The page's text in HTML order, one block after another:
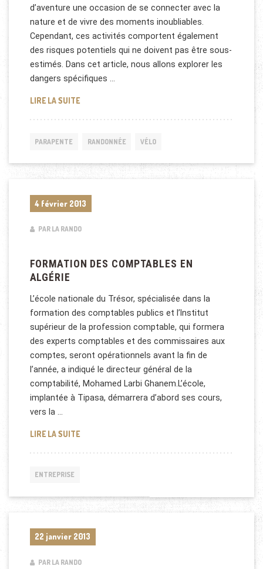
d’aventure une occasion de se connecter avec la
nature et de vivre des moments inoubliables.
Cependant, ces activités comportent également
des risques potentiels qui ne doivent pas être sous-
estimés. Dans cet article, nous allons explorer les
dangers spécifiques …
LIRE LA SUITEACCIDENTS: VTT, PARAPENTE ET RANDONNÉE
PARAPENTE RANDONNÉE VÉLO
4 février 2013
PAR LA RANDO
FORMATION DES COMPTABLES EN
ALGÉRIE
L’école nationale du Trésor, spécialisée dans la
formation des comptables publics et l’Institut
supérieur de la profession comptable, qui formera
des experts comptables et des commissaires aux
comptes, seront opérationnels avant la fin de
l’année, a indiqué le directeur général de la
comptabilité, Mohamed Larbi Ghanem.L’école,
implantée à Tipasa, démarrera d’abord ses cours,
vers la …
LIRE LA SUITEFORMATION DES COMPTABLES EN ALGÉRIE
ENTREPRISE
22 janvier 2013
PAR LA RANDO